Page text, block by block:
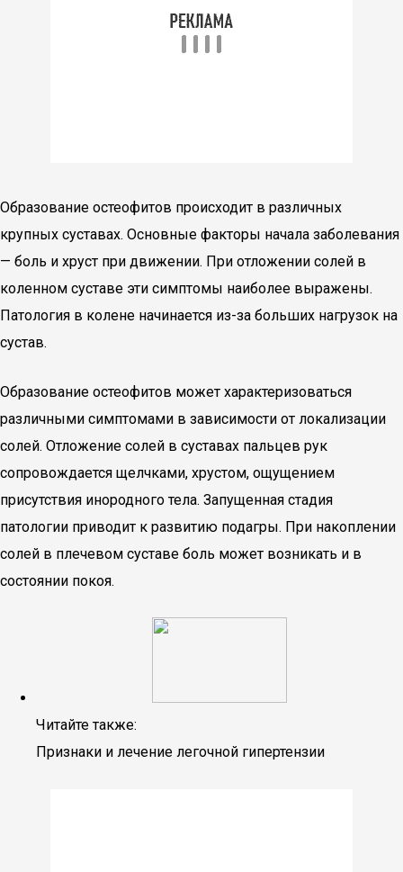
Образование остеофитов происходит в различных
крупных суставах. Основные факторы начала заболевания
— боль и хруст при движении. При отложении солей в
коленном суставе эти симптомы наиболее выражены.
Патология в колене начинается из-за больших нагрузок на
сустав.
Образование остеофитов может характеризоваться
различными симптомами в зависимости от локализации
солей. Отложение солей в суставах пальцев рук
сопровождается щелчками, хрустом, ощущением
присутствия инородного тела. Запущенная стадия
патологии приводит к развитию подагры. При накоплении
солей в плечевом суставе боль может возникать и в
состоянии покоя.
Читайте также:
Признаки и лечение легочной гипертензии